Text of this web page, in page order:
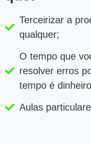
Terceirizar a
qualquer;
O tempo que
resolver erros
tempo é
Aulas